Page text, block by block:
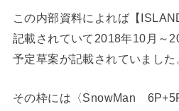
この内部資料によれば【
記載されていて2018年10月～
予定草案が記載されていました
その枠には〈SnowMan